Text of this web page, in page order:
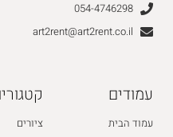
054-4746298
art2rent@art2rent.co.il
עמודים
עמוד הבית ציורים